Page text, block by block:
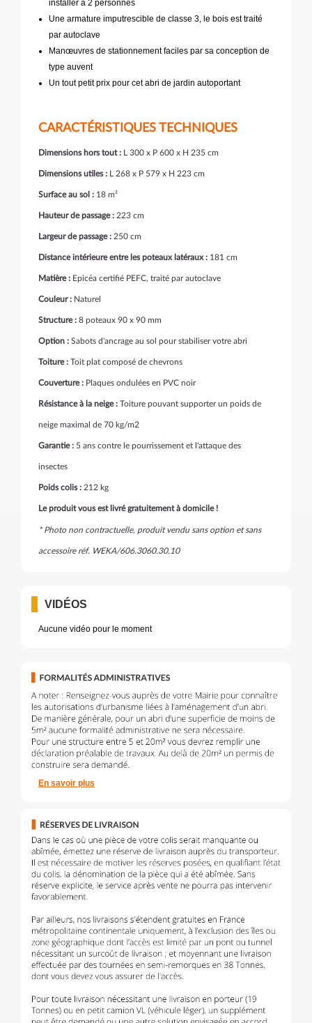
installer à 2 personnes
Une armature imputrescible de classe 3, le bois est traité
par autoclave
Manœuvres de stationnement faciles par sa conception de
type auvent
Un tout petit prix pour cet abri de jardin autoportant
CARACTÉRISTIQUES TECHNIQUES
Dimensions hors tout : L 300 x P 600 x H 235 cm
Dimensions utiles : L 268 x P 579 x H 223 cm
Surface au sol : 18 m²
Hauteur de passage : 223 cm
Largeur de passage : 250 cm
Distance intérieure entre les poteaux latéraux : 181 cm
Matière : Epicéa certifié PEFC, traité par autoclave
Couleur : Naturel
Structure : 8 poteaux 90 x 90 mm
Option : Sabots d'ancrage au sol pour stabiliser votre abri
Toiture : Toit plat composé de chevrons
Couverture : Plaques ondulées en PVC noir
Résistance à la neige : Toiture pouvant supporter un poids de
neige maximal de 70 kg/m2
Garantie : 5 ans contre le pourrissement et l'attaque des
insectes
Poids colis : 212 kg
Le produit vous est livré gratuitement à domicile !
* Photo non contractuelle, produit vendu sans option et sans
accessoire réf. WEKA/606.3060.30.10
VIDÉOS
Aucune vidéo pour le moment
En savoir plus